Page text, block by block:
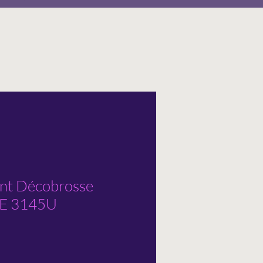
Décobrosse
3145U